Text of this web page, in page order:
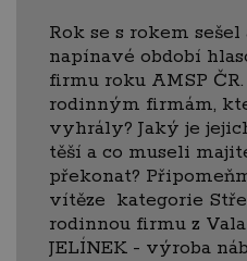
Rok se s rokem
napínavé období
firmu roku AMSP ČR.
rodinným firmám,
vyhrály? Jaký je
těší a co museli
překonat?
vítěze kategorie
rodinnou firmu z
JELÍNEK - výroba